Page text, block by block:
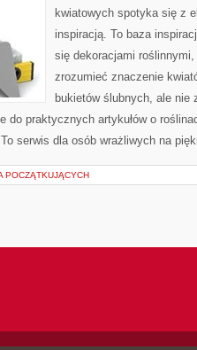
kwiatowych spotyka się z
inspiracją. To baza
się dekoracjami
zrozumieć znaczenie
bukietów ślubnych, ale nie
do praktycznych artykułów o
serwis dla osób wrażliwych na
POCZĄTKUJĄCYCH